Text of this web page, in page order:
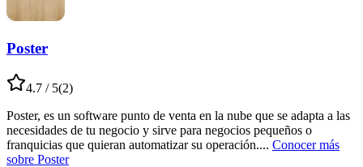
Poster
4.7 / 5(2)
Poster, es un software punto de venta en la nube que se adapta a las
necesidades de tu negocio y sirve para negocios pequeños o
franquicias que quieran automatizar su operación.... Conocer más
sobre Poster